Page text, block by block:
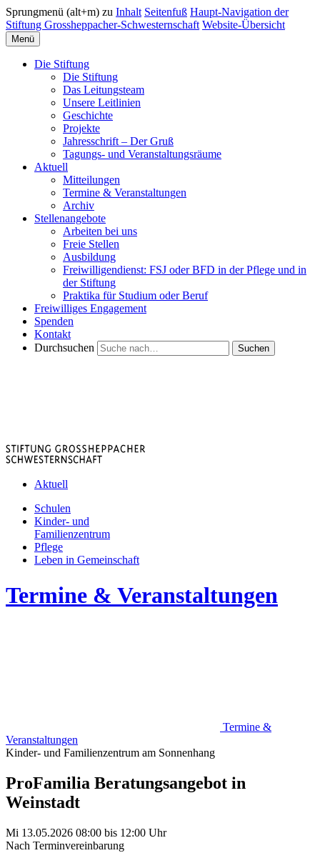
Sprungmenü (alt+m) zu Inhalt Seitenfuß Haupt-Navigation der
Stiftung Grossheppacher-Schwesternschaft Website-Übersicht
Menü
Die Stiftung
Die Stiftung
Das Leitungsteam
Unsere Leitlinien
Geschichte
Projekte
Jahresschrift – Der Gruß
Tagungs- und Veranstaltungsräume
Aktuell
Mitteilungen
Termine & Veranstaltungen
Archiv
Stellenangebote
Arbeiten bei uns
Freie Stellen
Ausbildung
Freiwilligendienst: FSJ oder BFD in der Pflege und in
der Stiftung
Praktika für Studium oder Beruf
Freiwilliges Engagement
Spenden
Kontakt
Durchsuchen
Suchen
Aktuell
Schulen
Kinder- und
Familienzentrum
Pflege
Leben in Gemeinschaft
Termine & Veranstaltungen
Termine &
Veranstaltungen
Kinder- und Familienzentrum am Sonnenhang
ProFamilia Beratungsangebot in
Weinstadt
Mi 13.05.2026 08:00 bis 12:00 Uhr
Nach Terminvereinbarung